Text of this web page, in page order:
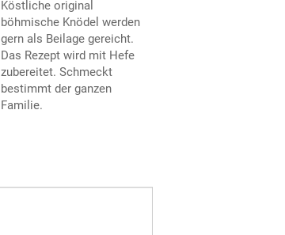
Köstliche original
böhmische Knödel werden
gern als Beilage gereicht.
Das Rezept wird mit Hefe
zubereitet. Schmeckt
bestimmt der ganzen
Familie.